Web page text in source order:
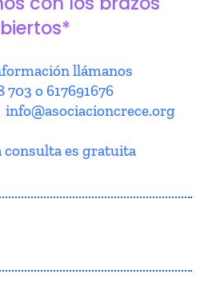
llámanos
703 o 617691676
consulta es gratuita